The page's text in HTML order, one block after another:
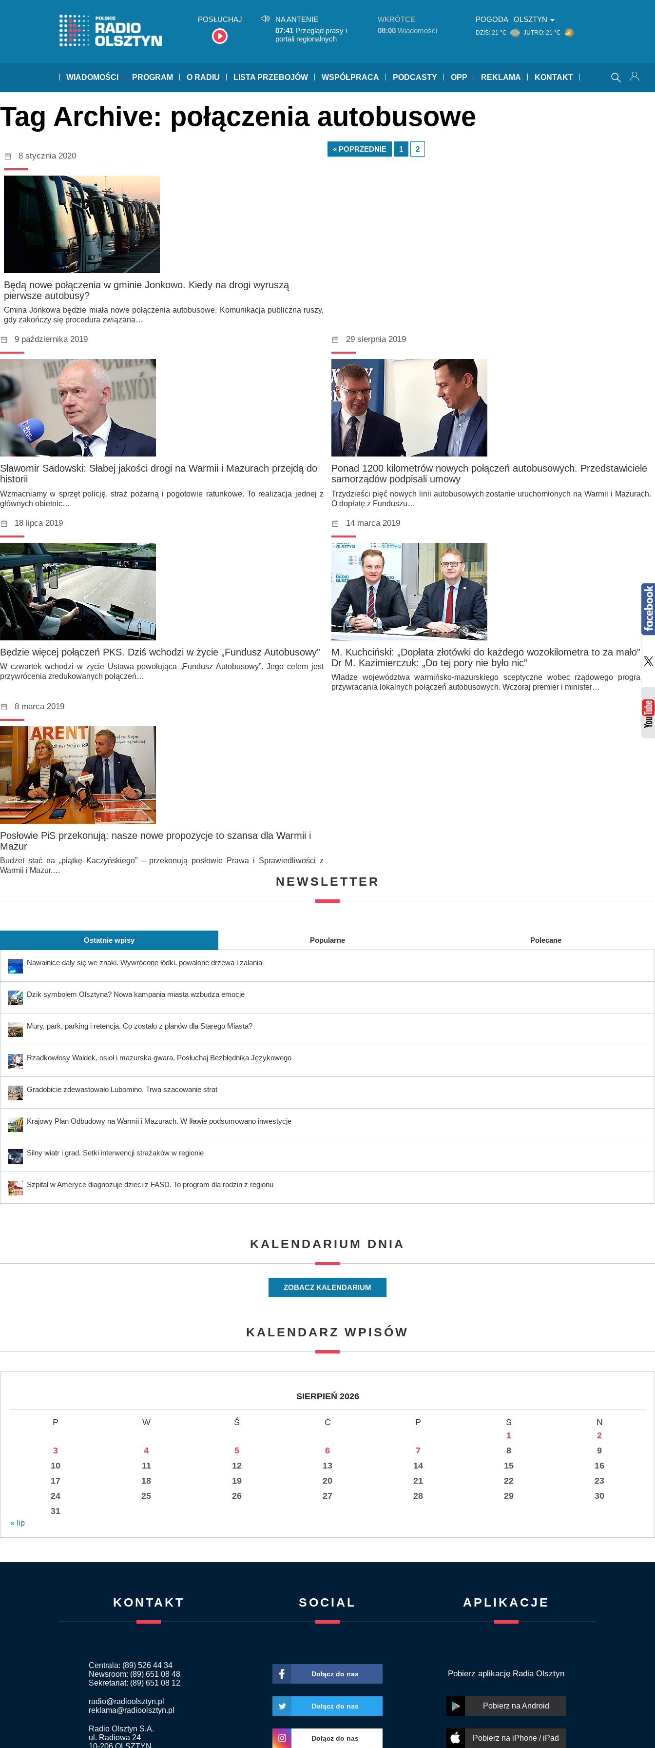
POSŁUCHAJ
NA ANTENIE
07:41 Przegląd prasy i
portali regionalnych
WKRÓTCE
08:00 Wiadomości
POGODA OLSZTYN
DZIŚ: 21 °C JUTRO: 21 °C
WIADOMOŚCI PROGRAM O RADIU LISTA PRZEBOJÓW WSPÓŁPRACA PODCASTY OPP REKLAMA KONTAKT
Tag Archive: połączenia autobusowe
8 stycznia 2020
Będą nowe połączenia w gminie Jonkowo. Kiedy na drogi wyruszą
pierwsze autobusy?
Gmina Jonkowa będzie miała nowe połączenia autobusowe. Komunikacja publiczna ruszy,
gdy zakończy się procedura związana…
9 października 2019
Sławomir Sadowski: Słabej jakości drogi na Warmii i Mazurach przejdą do
historii
Wzmacniamy w sprzęt policję, straż pożarną i pogotowie ratunkowe. To realizacja jednej z
głównych obietnic…
29 sierpnia 2019
Ponad 1200 kilometrów nowych połączeń autobusowych. Przedstawiciele
samorządów podpisali umowy
Trzydzieści pięć nowych linii autobusowych zostanie uruchomionych na Warmii i Mazurach.
O dopłatę z Funduszu…
18 lipca 2019
Będzie więcej połączeń PKS. Dziś wchodzi w życie „Fundusz Autobusowy”
W czwartek wchodzi w życie Ustawa powołująca „Fundusz Autobusowy”. Jego celem jest
przywrócenia zredukowanych połączeń…
14 marca 2019
M. Kuchciński: „Dopłata złotówki do każdego wozokilometra to za mało”.
Dr M. Kazimierczuk: „Do tej pory nie było nic”
Władze województwa warmińsko-mazurskiego sceptyczne wobec rządowego programu
przywracania lokalnych połączeń autobusowych. Wczoraj premier i minister…
8 marca 2019
Posłowie PiS przekonują: nasze nowe propozycje to szansa dla Warmii i
Mazur
Budżet stać na „piątkę Kaczyńskiego” – przekonują posłowie Prawa i Sprawiedliwości z
Warmii i Mazur.…
« POPRZEDNIE 1 2
NEWSLETTER
Ostatnie wpisy Popularne Polecane
Nawałnice dały się we znaki. Wywrócone łódki, powalone drzewa i zalania
Dzik symbolem Olsztyna? Nowa kampania miasta wzbudza emocje
Mury, park, parking i retencja. Co zostało z planów dla Starego Miasta?
Rzadkowłosy Waldek, osioł i mazurska gwara. Posłuchaj Bezbłędnika Językowego
Gradobicie zdewastowało Lubomino. Trwa szacowanie strat
Krajowy Plan Odbudowy na Warmii i Mazurach. W Iławie podsumowano inwestycje
Silny wiatr i grad. Setki interwencji strażaków w regionie
Szpital w Ameryce diagnozuje dzieci z FASD. To program dla rodzin z regionu
KALENDARIUM DNIA
ZOBACZ KALENDARIUM
KALENDARZ WPISÓW
SIERPIEŃ 2026
P W Ś C P S
N
1
2
3
4 5 6 7 8
9
10
11 12 13 14 15
16
17
18 19 20 21 22
23
24
25 26 27 28 29
30
31
« lip
KONTAKT
Centrala: (89) 526 44 34
Newsroom: (89) 651 08 48
Sekretariat: (89) 651 08 12
radio@radioolsztyn.pl
reklama@radioolsztyn.pl
Radio Olsztyn S.A.
ul. Radiowa 24
SOCIAL
Dołącz do nas
Dołącz do nas
Dołącz do nas
APLIKACJE
Pobierz aplikację Radia Olsztyn
Pobierz na Android
Pobierz na iPhone / iPad